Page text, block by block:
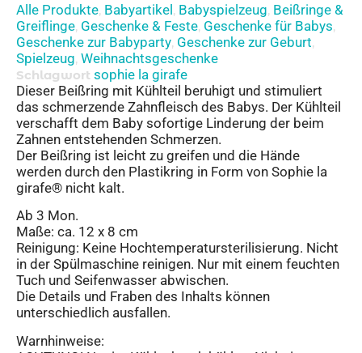
Alle Produkte, Babyartikel, Babyspielzeug, Beißringe &
Greiflinge, Geschenke & Feste, Geschenke für Babys,
Geschenke zur Babyparty, Geschenke zur Geburt,
Spielzeug, Weihnachtsgeschenke
Schlagwort sophie la girafe
Dieser Beißring mit Kühlteil beruhigt und stimuliert
das schmerzende Zahnfleisch des Babys. Der Kühlteil
verschafft dem Baby sofortige Linderung der beim
Zahnen entstehenden Schmerzen.
Der Beißring ist leicht zu greifen und die Hände
werden durch den Plastikring in Form von Sophie la
girafe® nicht kalt.
Ab 3 Mon.
Maße: ca. 12 x 8 cm
Reinigung: Keine Hochtemperatursterilisierung. Nicht
in der Spülmaschine reinigen. Nur mit einem feuchten
Tuch und Seifenwasser abwischen.
Die Details und Fraben des Inhalts können
unterschiedlich ausfallen.
Warnhinweise: